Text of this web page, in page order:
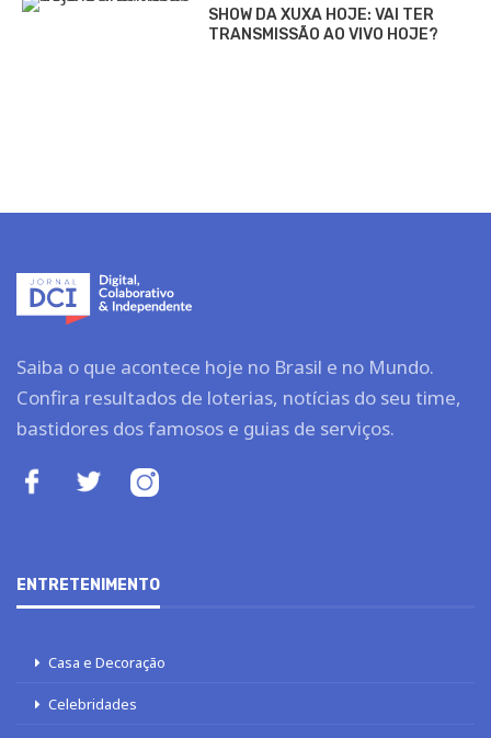
SHOW DA XUXA HOJE: VAI TER
TRANSMISSÃO AO VIVO HOJE?
Saiba o que acontece hoje no Brasil e no Mundo.
Confira resultados de loterias, notícias do seu time,
bastidores dos famosos e guias de serviços.
ENTRETENIMENTO
Casa e Decoração
Celebridades